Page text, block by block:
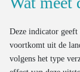
Deze indicator geeft
voortkomt uit de
volgens het type